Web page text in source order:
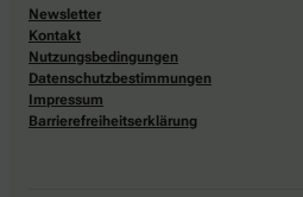
Newsletter
Kontakt
Nutzungsbedingungen
Datenschutzbestimmungen
Impressum
Barrierefreiheitserklärung